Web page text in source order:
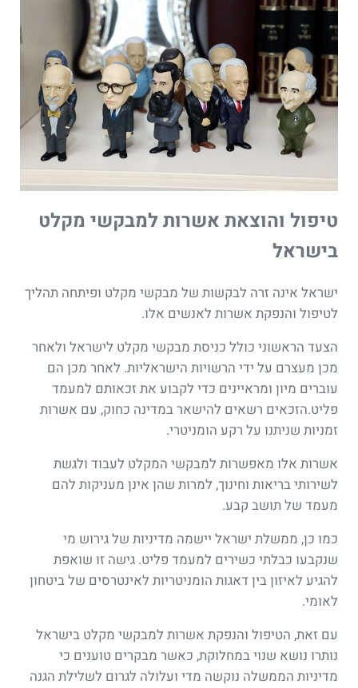
טיפול והוצאת אשרות למבקשי מקלט
בישראל
ישראל אינה זרה לבקשות של מבקשי מקלט ופיתחה תהליך
לטיפול והנפקת אשרות לאנשים אלו.
הצעד הראשוני כולל כניסת מבקשי מקלט לישראל ולאחר
מכן מעצרם על ידי הרשויות הישראליות. לאחר מכן הם
עוברים מיון ומראיינים כדי לקבוע את זכאותם למעמד
פליט.הזכאים רשאים להישאר במדינה כחוק, עם אשרות
זמניות שניתנו על רקע הומניטרי.
אשרות אלו מאפשרות למבקשי המקלט לעבוד ולגשת
לשירותי בריאות וחינוך, למרות שהן אינן מעניקות להם
מעמד של תושב קבע.
כמו כן, ממשלת ישראל יישמה מדיניות של גירוש מי
שנקבעו כבלתי כשירים למעמד פליט. גישה זו שואפת
להגיע לאיזון בין דאגות הומניטריות לאינטרסים של ביטחון
לאומי.
עם זאת, הטיפול והנפקת אשרות למבקשי מקלט בישראל
נותרו נושא שנוי במחלוקת, כאשר מבקרים טוענים כי
מדיניות הממשלה נוקשה מדי ועלולה לגרום לשלילת הגנה